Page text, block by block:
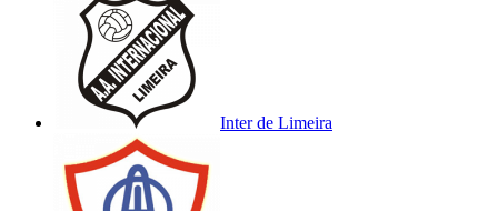
Inter de Limeira